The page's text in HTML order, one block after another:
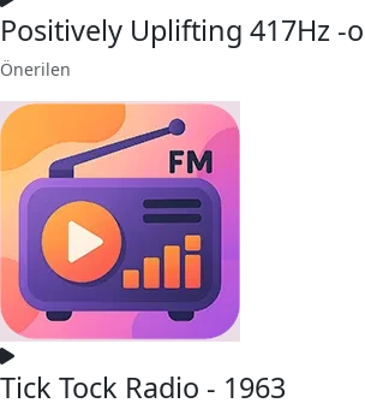
Positively Uplifting 417Hz -
Önerilen
Tick Tock Radio - 1963